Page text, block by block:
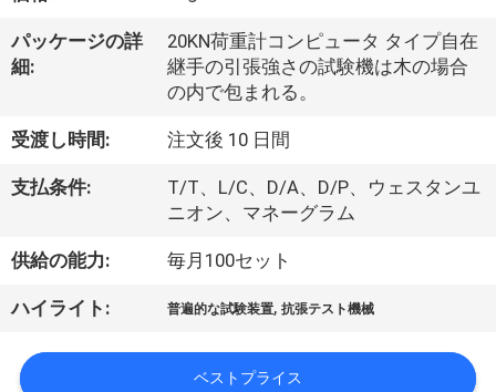
オ
達
に
い
て
パッケージの詳
細:
20KN荷重計コンピュータ タイプ自在
継手の引張強さの試験機は木の場合
の内で包まれる。
受渡し時間: 注文後 10 日間
支払条件:
T/T、L/C、D/A、D/P、ウェスタンユ
ニオン、マネーグラム
供給の能力: 毎月100セット
ハイライト: 普遍的な試験装置,抗張テスト機械
ベストプライス